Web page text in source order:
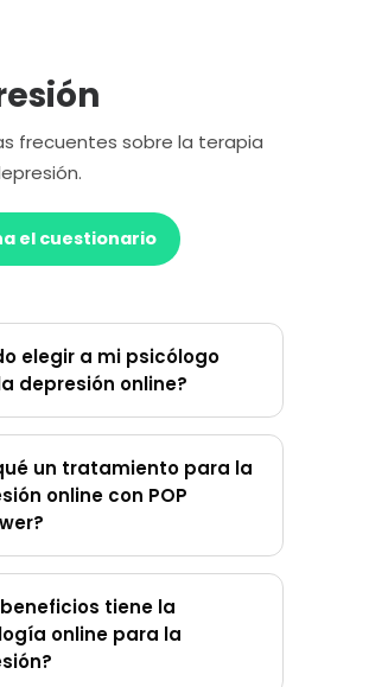
frecuentes sobre la terapia
el cuestionario
elegir a mi psicólogo
depresión online?
un tratamiento para la
online con POP
tiene la
online para la